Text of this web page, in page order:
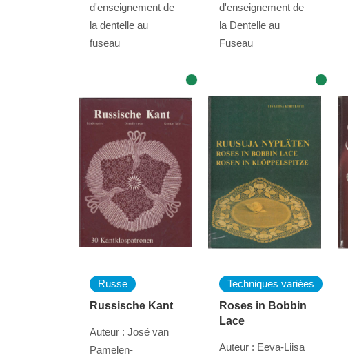
d'enseignement de
la dentelle au
fuseau
d'enseignement de
la Dentelle au
Fuseau
Russe
Russische Kant
Auteur : José van
Pamelen-
Techniques variées
Roses in Bobbin
Lace
Auteur : Eeva-Liisa